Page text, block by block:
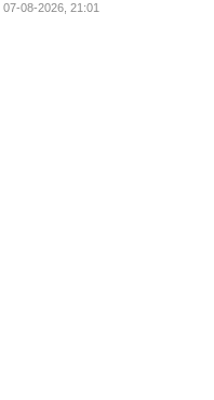
07-08-2026, 21:01